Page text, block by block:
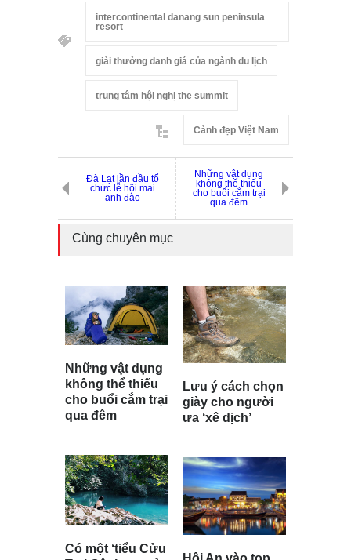
intercontinental danang sun peninsula
resort
giải thưởng danh giá của ngành du lịch
trung tâm hội nghị the summit
Cảnh đẹp Việt Nam
Đà Lạt lần đầu tổ
chức lễ hội mai
anh đào
Những vật dụng
không thể thiếu
cho buổi cắm trại
qua đêm
Cùng chuyên mục
Những vật dụng
không thể thiếu
cho buổi cắm trại
qua đêm
Có một ‘tiểu Cửu
Lưu ý cách chọn
giày cho người
ưa ‘xê dịch’